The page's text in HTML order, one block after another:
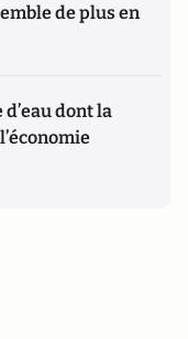
de plus en
d’eau dont la